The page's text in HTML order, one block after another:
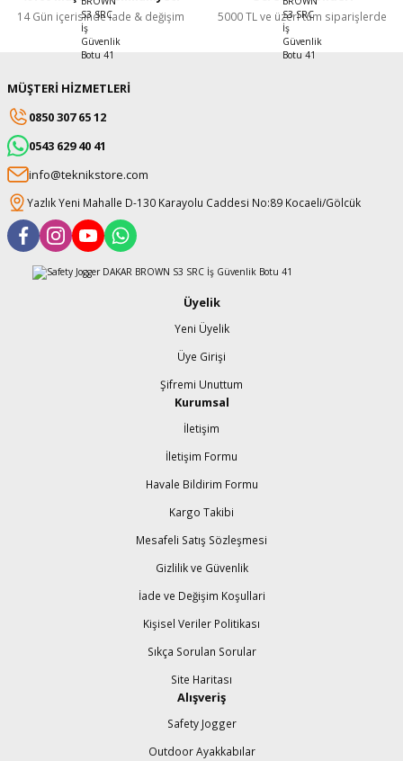
14 Gün içerisinde iade & değişim 5000 TL ve üzeri tüm siparişlerde
MÜŞTERİ HİZMETLERİ
0850 307 65 12
0543 629 40 41
info@teknikstore.com
Yazlık Yeni Mahalle D-130 Karayolu Caddesi No:89 Kocaeli/Gölcük
Üyelik
Yeni Üyelik
Üye Girişi
Şifremi Unuttum
Kurumsal
İletişim
İletişim Formu
Havale Bildirim Formu
Kargo Takibi
Mesafeli Satış Sözleşmesi
Gizlilik ve Güvenlik
İade ve Değişim Koşullari
Kişisel Veriler Politikası
Sıkça Sorulan Sorular
Site Haritası
Alışveriş
Safety Jogger
Outdoor Ayakkabılar